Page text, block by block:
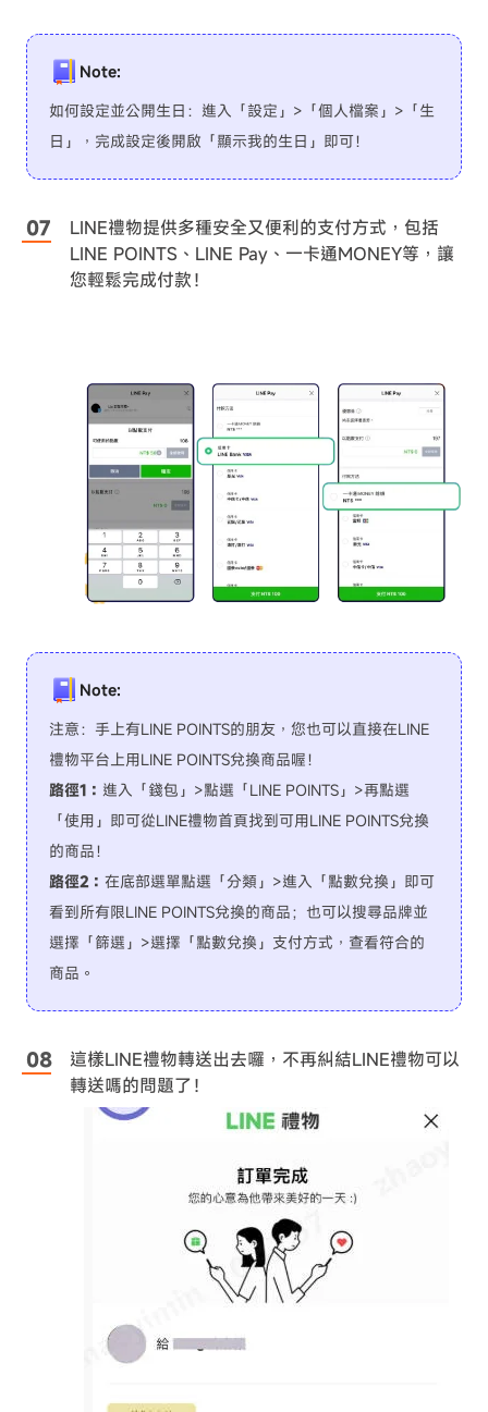
Note:
如何設定並公開生日：進入「設定」>「個人檔案」>「生
日」，完成設定後開啟「顯示我的生日」即可！
LINE禮物提供多種安全又便利的支付方式，包括
LINE POINTS、LINE Pay、一卡通MONEY等，讓
您輕鬆完成付款！
Note:
注意：手上有LINE POINTS的朋友，您也可以直接在LINE
禮物平台上用LINE POINTS兌換商品喔！
路徑1： 進入「錢包」>點選「LINE POINTS」>再點選
「使用」即可從LINE禮物首頁找到可用LINE POINTS兌換
的商品！
路徑2： 在底部選單點選「分類」>進入「點數兌換」即可
看到所有限LINE POINTS兌換的商品；也可以搜尋品牌並
選擇「篩選」>選擇「點數兌換」支付方式，查看符合的
商品。
這樣LINE禮物轉送出去囉，不再糾結LINE禮物可以
轉送嗎的問題了！